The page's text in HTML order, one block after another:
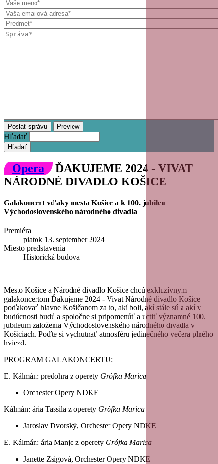
Hľadať
Opera
ĎAKUJEME 2024 - VIVAT
NÁRODNÉ DIVADLO KOŠICE
Galakoncert vďaky mesta Košice a k 100. jubileu
Východoslovenského národného divadla
Premiéra
piatok 13. september 2024
Miesto predstavenia
Historická budova
Mesto Košice a Národné divadlo Košice chcú exkluzívnym
galakoncertom Ďakujeme 2024 - Vivat Národné divadlo Košice
poďakovať hlavne Košičanom za to, akí boli, akí stále sú a akí v
budúcnosti budú a spoločne si pripomenúť a uctiť významné 100.
jubileum založenia Východoslovenského národného divadla v
Košiciach. Poďte si vychutnať atmosféru jedinečného večera plného
hviezd.
PROGRAM GALAKONCERTU:
E. Kálmán: predohra z operety Grófka Marica
Orchester Opery NDKE
Kálmán: ária Tassila z operety Grófka Marica
Jaroslav Dvorský, Orchester Opery NDKE
E. Kálmán: ária Manje z operety Grófka Marica
Janette Zsigová, Orchester Opery NDKE